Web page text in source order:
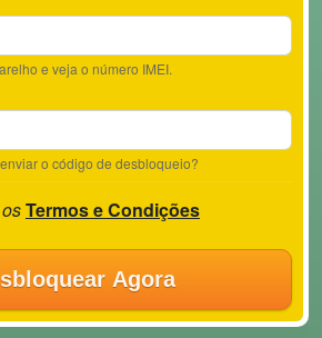
e veja o número IMEI.
o código de desbloqueio?
Termos e Condições
Agora